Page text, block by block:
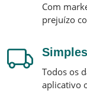
Com
prejuízo
Todos os
aplicativo